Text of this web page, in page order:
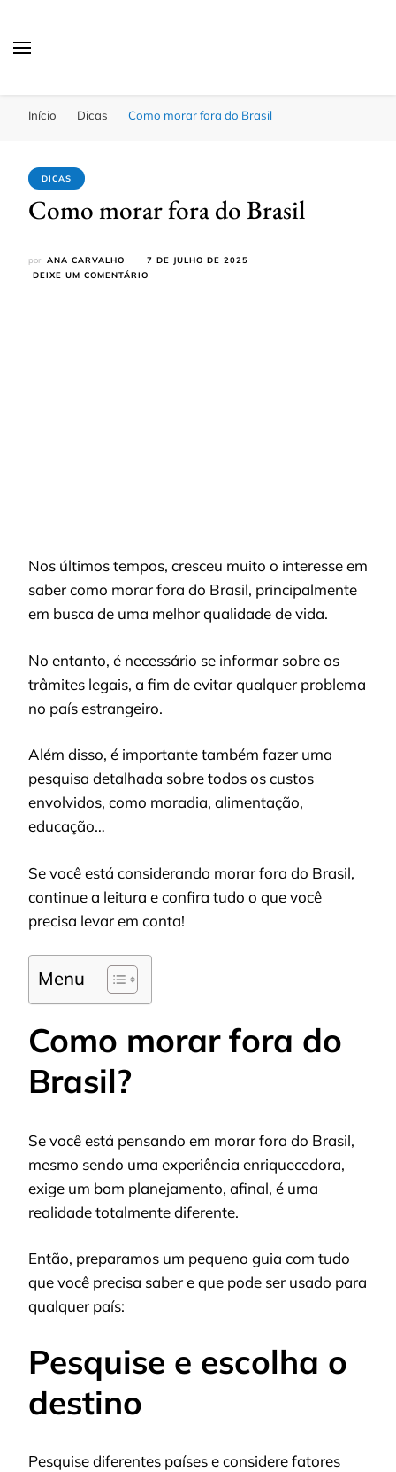
Início Dicas Como morar fora do Brasil
DICAS
Como morar fora do Brasil
por ANA CARVALHO
7 DE JULHO DE 2025
DEIXE UM COMENTÁRIO
Nos últimos tempos, cresceu muito o interesse em
saber como morar fora do Brasil, principalmente
em busca de uma melhor qualidade de vida.
No entanto, é necessário se informar sobre os
trâmites legais, a fim de evitar qualquer problema
no país estrangeiro.
Além disso, é importante também fazer uma
pesquisa detalhada sobre todos os custos
envolvidos, como moradia, alimentação,
educação…
Se você está considerando morar fora do Brasil,
continue a leitura e confira tudo o que você
precisa levar em conta!
Menu
Como morar fora do
Brasil?
Se você está pensando em morar fora do Brasil,
mesmo sendo uma experiência enriquecedora,
exige um bom planejamento, afinal, é uma
realidade totalmente diferente.
Então, preparamos um pequeno guia com tudo
que você precisa saber e que pode ser usado para
qualquer país:
Pesquise e escolha o
destino
Pesquise diferentes países e considere fatores